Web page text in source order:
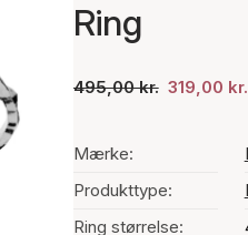
Ring
495,00 kr. 319,00 kr.
Mærke:
Produkttype:
Ring størrelse: